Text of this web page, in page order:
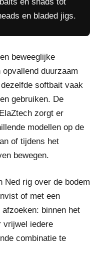
en bladed jigs.
beweeglijke
duurzaam
softbait vaak
gebruiken. De
zorgt er
modellen op de
of tijdens het
bewegen.
Ned rig over de bodem
of met een
binnen het
vrijwel iedere
combinatie te